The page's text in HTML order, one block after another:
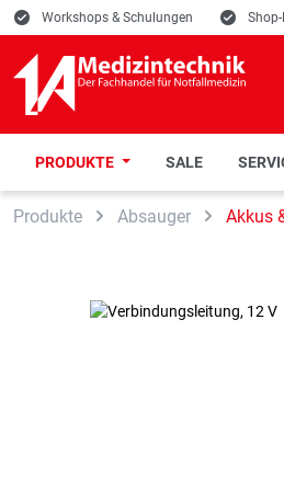
Zur Suche springen
Zur Hauptnavigation springen
E Workshops & Schulungen E
PRODUKTE SALE
Produkte Absauger Akkus